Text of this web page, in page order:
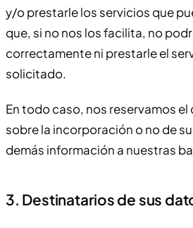
y/o prestarle los servicios que
que, si no nos los facilita, no
correctamente ni prestarle el
solicitado.
En todo caso, nos reservamos
sobre la incorporación o no de
demás información a nuestras
3. Destinatarios de sus